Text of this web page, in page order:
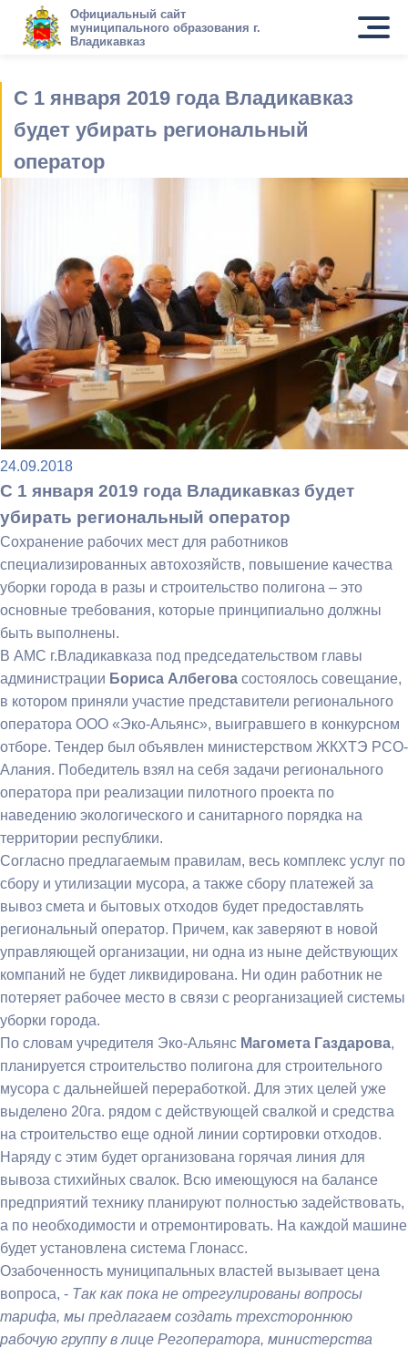
Официальный сайт
муниципального образования г.
Владикавказ
С 1 января 2019 года Владикавказ
будет убирать региональный
оператор
24.09.2018
С 1 января 2019 года Владикавказ будет
убирать региональный оператор
Сохранение рабочих мест для работников
специализированных автохозяйств, повышение качества
уборки города в разы и строительство полигона – это
основные требования, которые принципиально должны
быть выполнены.
В АМС г.Владикавказа под председательством главы
администрации Бориса Албегова состоялось совещание,
в котором приняли участие представители регионального
оператора ООО «Эко-Альянс», выигравшего в конкурсном
отборе. Тендер был объявлен министерством ЖКХТЭ РСО-
Алания. Победитель взял на себя задачи регионального
оператора при реализации пилотного проекта по
наведению экологического и санитарного порядка на
территории республики.
Согласно предлагаемым правилам, весь комплекс услуг по
сбору и утилизации мусора, а также сбору платежей за
вывоз смета и бытовых отходов будет предоставлять
региональный оператор. Причем, как заверяют в новой
управляющей организации, ни одна из ныне действующих
компаний не будет ликвидирована. Ни один работник не
потеряет рабочее место в связи с реорганизацией системы
уборки города.
По словам учредителя Эко-Альянс Магомета Газдарова,
планируется строительство полигона для строительного
мусора с дальнейшей переработкой. Для этих целей уже
выделено 20га. рядом с действующей свалкой и средства
на строительство еще одной линии сортировки отходов.
Наряду с этим будет организована горячая линия для
вывоза стихийных свалок. Всю имеющуюся на балансе
предприятий технику планируют полностью задействовать,
а по необходимости и отремонтировать. На каждой машине
будет установлена система Глонасс.
Озабоченность муниципальных властей вызывает цена
вопроса, - Так как пока не отрегулированы вопросы
тарифа, мы предлагаем создать трехстороннюю
рабочую группу в лице Регоператора, министерства